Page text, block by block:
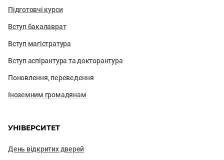
Підготовчі курси
Вступ бакалаврат
Вступ магістратура
Вступ аспірантура та докторантура
Поновлення, переведення
Іноземним громадянам
УНІВЕРСИТЕТ
День відкритих дверей